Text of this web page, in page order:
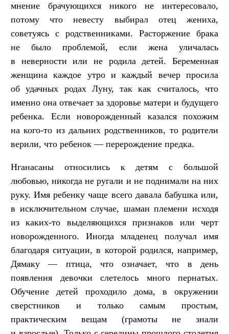
мнение брачующихся никого не интересовало,
потому что невесту выбирал отец жениха,
советуясь с родственниками. Расторжение брака
не было проблемой, если жена уличалась
в неверности или не родила детей. Беременная
женщина каждое утро и каждый вечер просила
об удачных родах Луну, так как считалось, что
именно она отвечает за здоровье матери и будущего
ребенка. Если новорожденный казался похожим
на кого-то из дальних родственников, то родители
верили, что ребенок — перерождение предка.
Нганасаны относились к детям с большой
любовью, никогда не ругали и не поднимали на них
руку. Имя ребенку чаще всего давала бабушка или,
в исключительном случае, шаман племени исходя
из каких-то выделяющихся признаков или черт
новорожденного. Иногда младенец получал имя
благодаря ситуации, в которой родился, например,
Дямаку — птица, что означает, что в день
появления девочки слетелось много пернатых.
Обучение детей проходило дома, в окружении
сверстников и только самым простым,
практическим вещам (грамоты не знали